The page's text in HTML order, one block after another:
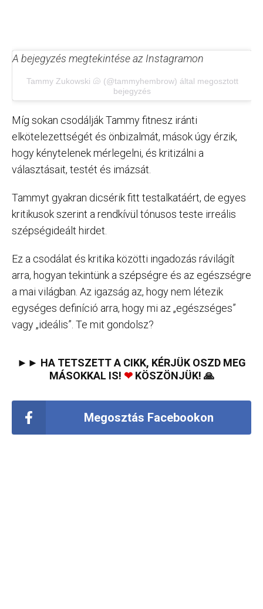
A bejegyzés megtekintése az Instagramon
Tammy Zukowski 🐚 (@tammyhembrow) által megosztott
bejegyzés
Míg sokan csodálják Tammy fitnesz iránti
elkötelezettségét és önbizalmát, mások úgy érzik,
hogy kénytelenek mérlegelni, és kritizálni a
választásait, testét és imázsát.
Tammyt gyakran dicsérik fitt testalkatáért, de egyes
kritikusok szerint a rendkívül tónusos teste irreális
szépségideált hirdet.
Ez a csodálat és kritika közötti ingadozás rávilágít
arra, hogyan tekintünk a szépségre és az egészségre
a mai világban. Az igazság az, hogy nem létezik
egységes definíció arra, hogy mi az „egészséges”
vagy „ideális”. Te mit gondolsz?
►► HA TETSZETT A CIKK, KÉRJÜK OSZD MEG
MÁSOKKAL IS! ❤KÖSZÖNJÜK! 🙏
Megosztás Facebookon